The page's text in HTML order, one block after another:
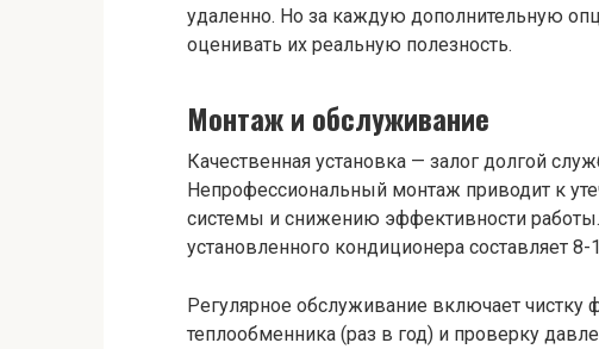
удаленно. Но за каждую дополнительную
оценивать их реальную полезность.
Монтаж и обслуживание
Качественная установка — залог долгой
Непрофессиональный монтаж приводит к
системы и снижению эффективности
установленного кондиционера составляет 8-
Регулярное обслуживание включает
теплообменника (раз в год) и проверку